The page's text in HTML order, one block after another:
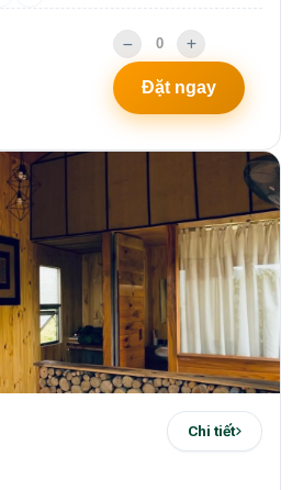
Đặt ngay
Chi tiết